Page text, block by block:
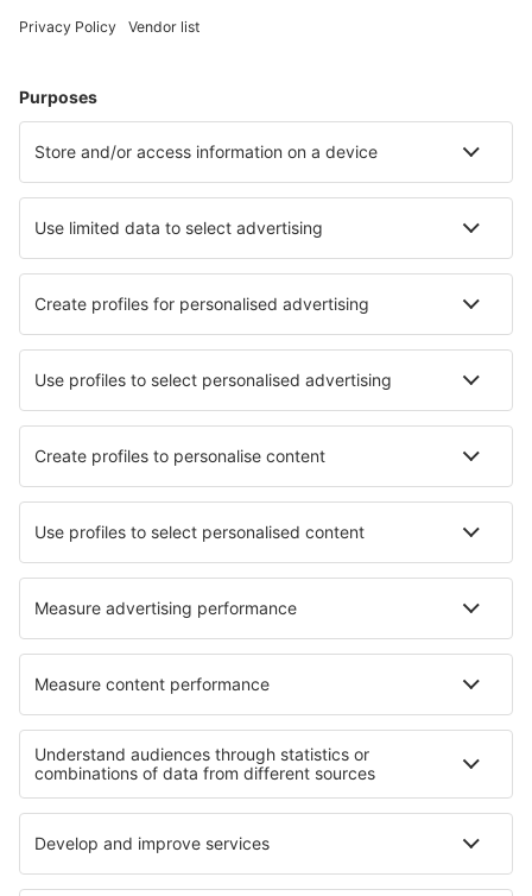
Cele mai căutate cazări de către utilizatorii eSky
Cazare în Napoli
Cazare în Palermo Cazare în Florenţa
Cazare în Costa Rei Cazare în Ceglie Messapica
Cazare în Terracina Cazare în Avola
Cele mai bune locuri de cazare - orașe
Cazare în Best Cazare în Liverpool Cazare în Barro
Cazare în Mulifanua Cazare în Barra do Cunhau
Cazare în Bonheiden Cazare în Alor Gajah
Cele mai bune locuri de cazare - regiuni
Cazare in Val di Fassa Cazare in Val Rendena
Cazare în Cinque Terre Cazare in Pejo Fonti
Cazare in Calabria Cazare în Lolland-Falster
Cazare in Slovak Tatras Cazare în Bahamas